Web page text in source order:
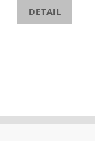
DETAIL